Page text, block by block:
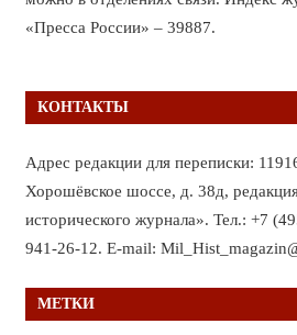
«Пресса России» – 39887.
КОНТАКТЫ
Адрес редакции для переписки:
Хорошёвское шоссе, д. 38д,
исторического журнала». Тел.: +7
941-26-12. E-mail:
МЕТКИ